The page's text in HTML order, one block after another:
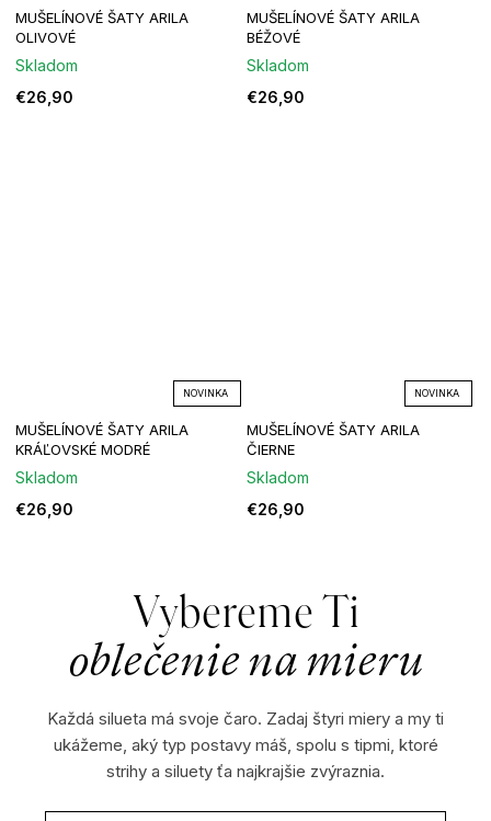
MUŠELÍNOVÉ ŠATY ARILA
OLIVOVÉ
Skladom
€26,90
MUŠELÍNOVÉ ŠATY ARILA
BÉŽOVÉ
Skladom
€26,90
NOVINKA
MUŠELÍNOVÉ ŠATY ARILA
KRÁĽOVSKÉ MODRÉ
Skladom
€26,90
NOVINKA
MUŠELÍNOVÉ ŠATY ARILA
ČIERNE
Skladom
€26,90
Vybereme Ti
oblečenie na mieru
Každá silueta má svoje čaro. Zadaj štyri miery a my ti
ukážeme, aký typ postavy máš, spolu s tipmi, ktoré
strihy a siluety ťa najkrajšie zvýraznia.